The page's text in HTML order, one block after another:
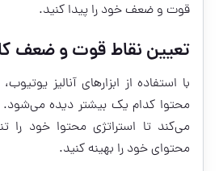
قوت و ضعف خود را پیدا کنید.
تعیین نقاط قوت و ضعف
با استفاده از ابزارهای آنالیز
محتوا کدام یک بیشتر دیده
می‌کند تا استراتژی محتوا خود را
محتوای خود را بهینه کنید.